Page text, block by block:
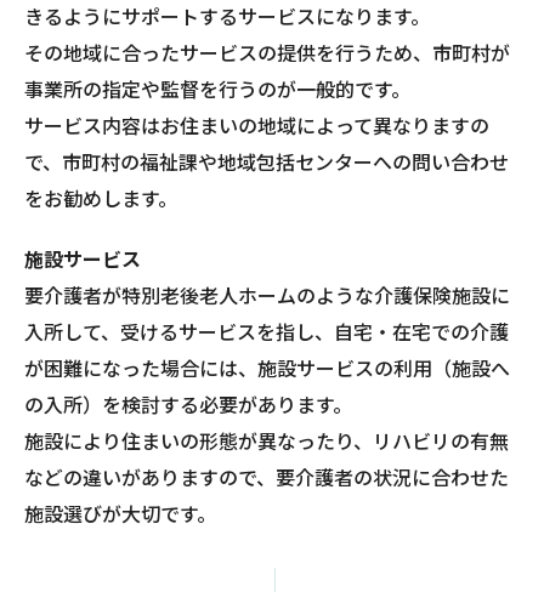
きるようにサポートするサービスになります。
その地域に合ったサービスの提供を行うため、市町村が
事業所の指定や監督を行うのが一般的です。
サービス内容はお住まいの地域によって異なりますの
で、市町村の福祉課や地域包括センターへの問い合わせ
をお勧めします。
施設サービス
要介護者が特別老後老人ホームのような介護保険施設に
入所して、受けるサービスを指し、自宅・在宅での介護
が困難になった場合には、施設サービスの利用（施設へ
の入所）を検討する必要があります。
施設により住まいの形態が異なったり、リハビリの有無
などの違いがありますので、要介護者の状況に合わせた
施設選びが大切です。